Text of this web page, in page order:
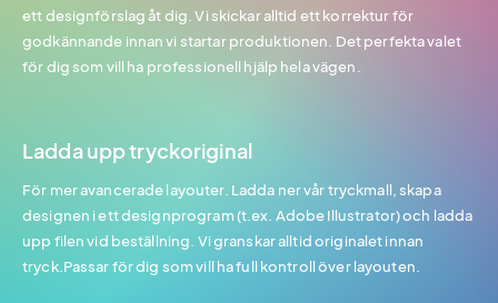
ett designförslag åt dig. Vi skickar alltid ett korrektur för
godkännande innan vi startar produktionen. Det perfekta valet
för dig som vill ha professionell hjälp hela vägen.
Ladda upp tryckoriginal
För mer avancerade layouter. Ladda ner vår tryckmall, skapa
designen i ett designprogram (t.ex. Adobe Illustrator) och ladda
upp filen vid beställning. Vi granskar alltid originalet innan
tryck.Passar för dig som vill ha full kontroll över layouten.